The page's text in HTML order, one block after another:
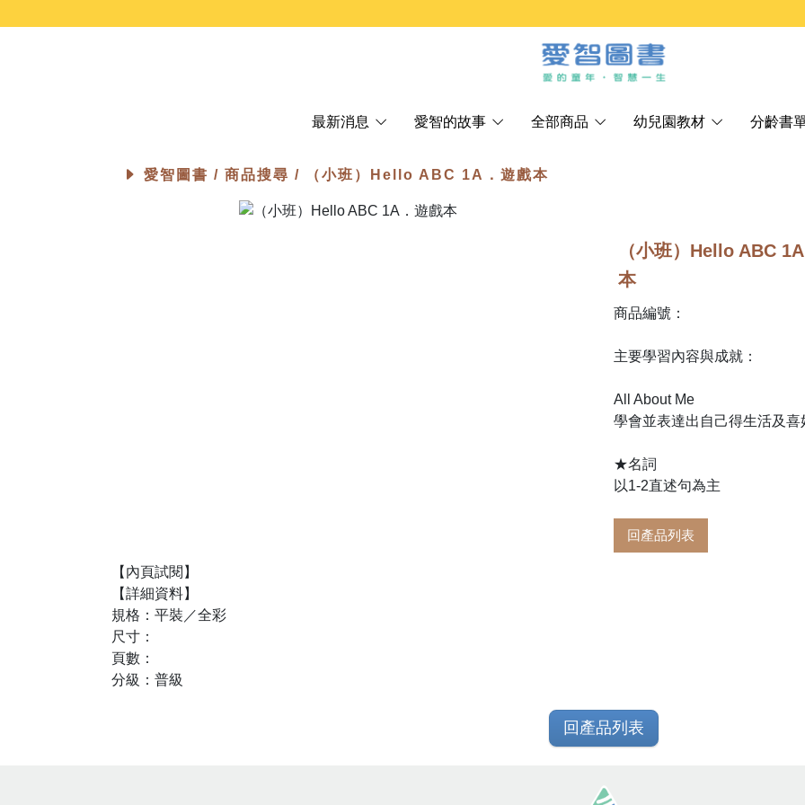
最新消息 愛智的故事 全部商品 幼兒園教材 分齡書
愛智圖書 / 商品搜尋/ （小班）Hello ABC 1A．遊戲本
（小班）Hello ABC
本
商品編號：
主要學習內容與成就：
All About Me
學會並表達出自己得生活及喜
★名詞
以1-2直述句為主
回產品列表
【內頁試閱】
【詳細資料】
規格：平裝／全彩
尺寸：
頁數：
分級：普級
回產品列表